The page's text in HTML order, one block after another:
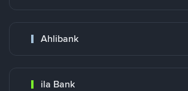
Ahlibank
ila Bank